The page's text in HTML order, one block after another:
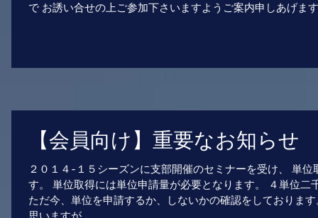
で お誘い合せの上ご参加下さいますようご案内申しあげま
【会員向け】重要なお知らせ
２０１４-１５シーズンに支部開催のセミナーを受け、 単
す。 単位取得には単位申請量が必要となります。 ４単位二
ただ今、単位を申請するか、しないかの確認をしておりま
思いますが、